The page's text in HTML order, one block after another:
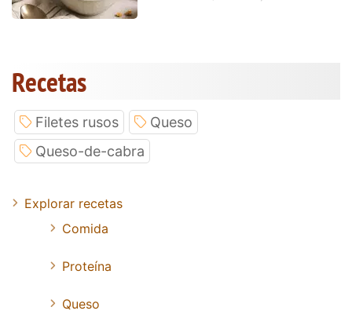
Recetas
Filetes rusos
Queso
Queso-de-cabra
Explorar recetas
Comida
Proteína
Queso